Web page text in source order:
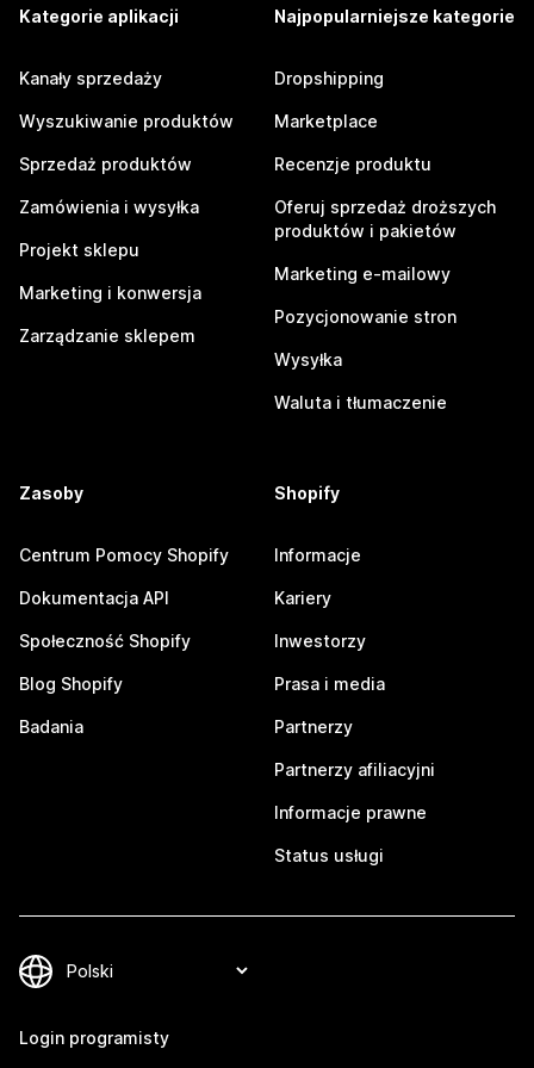
Kategorie aplikacji
Kanały sprzedaży
Wyszukiwanie produktów
Sprzedaż produktów
Zamówienia i wysyłka
Projekt sklepu
Marketing i konwersja
Zarządzanie sklepem
Najpopularniejsze kategorie
Dropshipping
Marketplace
Recenzje produktu
Oferuj sprzedaż droższych
produktów i pakietów
Marketing e-mailowy
Pozycjonowanie stron
Wysyłka
Waluta i tłumaczenie
Zasoby
Centrum Pomocy Shopify
Dokumentacja API
Społeczność Shopify
Blog Shopify
Badania
Shopify
Informacje
Kariery
Inwestorzy
Prasa i media
Partnerzy
Partnerzy afiliacyjni
Informacje prawne
Status usługi
Login programisty